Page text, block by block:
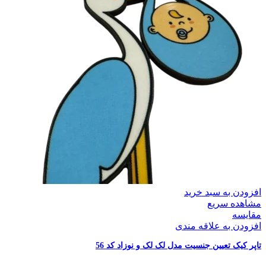
افزودن به سبد خرید
مشاهده سریع
مقایسه
افزودن به علاقه مندی
تاپر کیک تعیین جنسیت مدل لک لک و نوزاد کد 56